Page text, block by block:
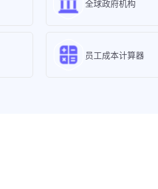
全球政府机构
员工成本计算器